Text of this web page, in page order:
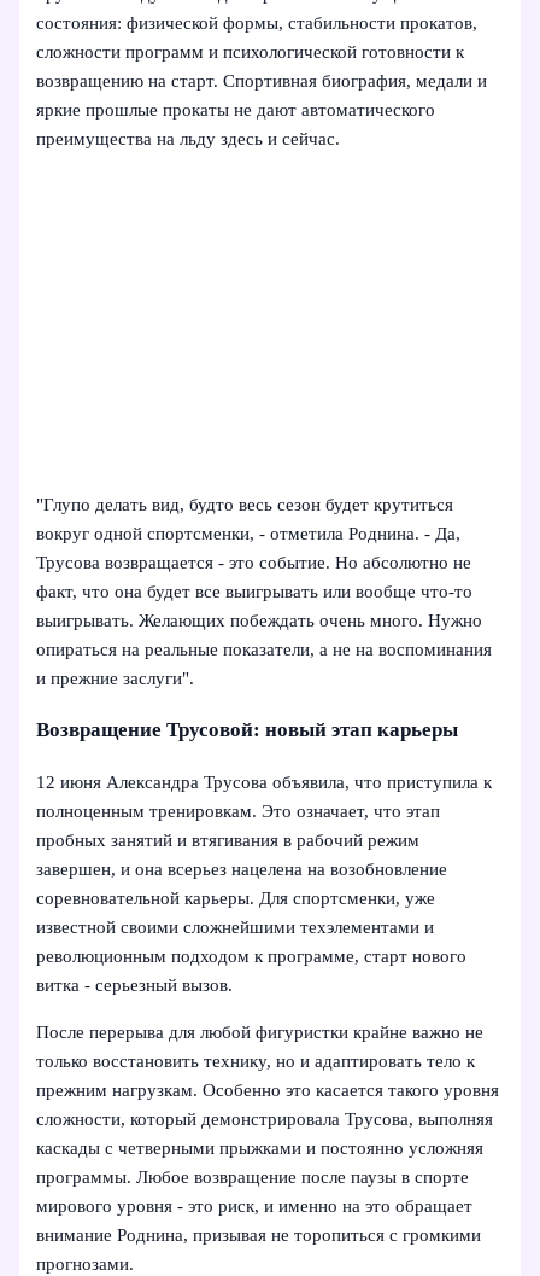
состояния: физической формы, стабильности прокатов,
сложности программ и психологической готовности к
возвращению на старт. Спортивная биография, медали и
яркие прошлые прокаты не дают автоматического
преимущества на льду здесь и сейчас.
"Глупо делать вид, будто весь сезон будет крутиться
вокруг одной спортсменки, - отметила Роднина. - Да,
Трусова возвращается - это событие. Но абсолютно не
факт, что она будет все выигрывать или вообще что-то
выигрывать. Желающих побеждать очень много. Нужно
опираться на реальные показатели, а не на воспоминания
и прежние заслуги".
Возвращение Трусовой: новый этап карьеры
12 июня Александра Трусова объявила, что приступила к
полноценным тренировкам. Это означает, что этап
пробных занятий и втягивания в рабочий режим
завершен, и она всерьез нацелена на возобновление
соревновательной карьеры. Для спортсменки, уже
известной своими сложнейшими техэлементами и
революционным подходом к программе, старт нового
витка - серьезный вызов.
После перерыва для любой фигуристки крайне важно не
только восстановить технику, но и адаптировать тело к
прежним нагрузкам. Особенно это касается такого уровня
сложности, который демонстрировала Трусова, выполняя
каскады с четверными прыжками и постоянно усложняя
программы. Любое возвращение после паузы в спорте
мирового уровня - это риск, и именно на это обращает
внимание Роднина, призывая не торопиться с громкими
прогнозами.